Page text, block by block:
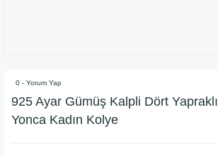
0 - Yorum Yap
925 Ayar Gümüş Kalpli Dört Yapraklı
Yonca Kadın Kolye